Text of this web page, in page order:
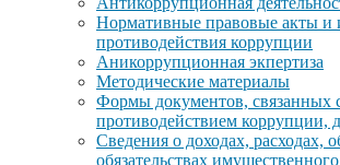
Нормативные правовые акты и
противодействия коррупции
Аникоррупционная экпертиза
Методические материалы
Формы документов, связанных
противодействием коррупции,
Сведения о доходах, расходах,
обязательствах